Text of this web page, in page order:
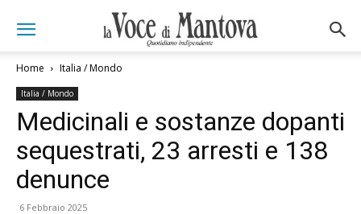
Home Italia / Mondo
Italia / Mondo
Medicinali e sostanze dopanti
sequestrati, 23 arresti e 138
denunce
6 Febbraio 2025